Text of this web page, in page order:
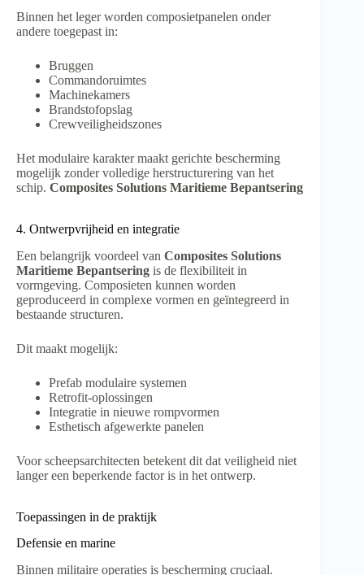
Binnen het leger worden composietpanelen onder
andere toegepast in:
Bruggen
Commandoruimtes
Machinekamers
Brandstofopslag
Crewveiligheidszones
Het modulaire karakter maakt gerichte bescherming
mogelijk zonder volledige herstructurering van het
schip. Composites Solutions Maritieme Bepantsering
4. Ontwerpvrijheid en integratie
Een belangrijk voordeel van Composites Solutions
Maritieme Bepantsering is de flexibiliteit in
vormgeving. Composieten kunnen worden
geproduceerd in complexe vormen en geïntegreerd in
bestaande structuren.
Dit maakt mogelijk:
Prefab modulaire systemen
Retrofit-oplossingen
Integratie in nieuwe rompvormen
Esthetisch afgewerkte panelen
Voor scheepsarchitecten betekent dit dat veiligheid niet
langer een beperkende factor is in het ontwerp.
Toepassingen in de praktijk
Defensie en marine
Binnen militaire operaties is bescherming cruciaal.